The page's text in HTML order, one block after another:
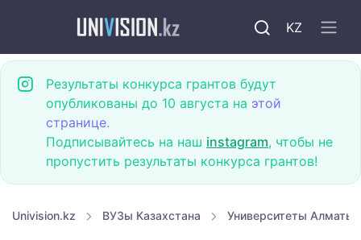
KZ
Результаты конкурса грантов будут
опубликованы до 10 августа на этой
странице.
Подписывайтесь на наш instagram, чтобы не
пропустить результаты конкурса грантов!
Univision.kz ВУЗы Казахстана Университеты Алматы